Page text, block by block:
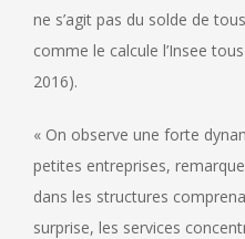
ne s’agit pas du solde de
comme le calcule l’Insee
2016).
« On observe une forte
petites entreprises,
dans les structures
surprise, les services